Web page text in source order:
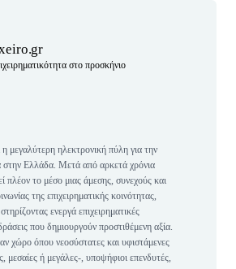
στο προσκήνιο
μεγαλύτερη ηλεκτρονική πύλη για την
στην Ελλάδα. Μετά από αρκετά χρόνια
πλέον το μέσο μιας άμεσης, συνεχούς και
της επιχειρηματικής κοινότητας,
ενεργά επιχειρηματικές
που δημιουργούν προστιθέμενη αξία.
χώρο όπου νεοσύστατες και υφιστάμενες
μεσαίες ή μεγάλες-, υποψήφιοι επενδυτές,